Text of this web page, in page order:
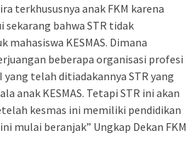
terkhususnya anak FKM karena
bahwa STR tidak
KESMAS. Dimana
beberapa organisasi profesi
yang telah ditiadakannya STR yang
anak KESMAS. Tetapi STR ini akan
kesmas ini memiliki pendidikan
mulai beranjak” Ungkap Dekan FKM